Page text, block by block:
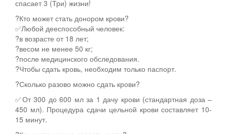
спасает 3 (Три) жизни!
?Кто может стать донором крови?
✅Любой дееспособный человек:
?в возрасте от 18 лет;
?весом не менее 50 кг;
?после медицинского обследования.
?Чтобы сдать кровь, необходим только паспорт.
?Сколько разово можно сдать крови?
✅От 300 до 600 мл за 1 дачу крови (стандартная доза –
450 мл). Процедура сдачи цельной крови составляет 10-
15 минут.